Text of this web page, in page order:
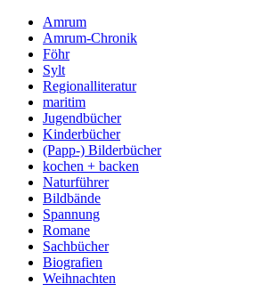
Amrum
Amrum-Chronik
Föhr
Sylt
Regionalliteratur
maritim
Jugendbücher
Kinderbücher
(Papp-) Bilderbücher
kochen + backen
Naturführer
Bildbände
Spannung
Romane
Sachbücher
Biografien
Weihnachten